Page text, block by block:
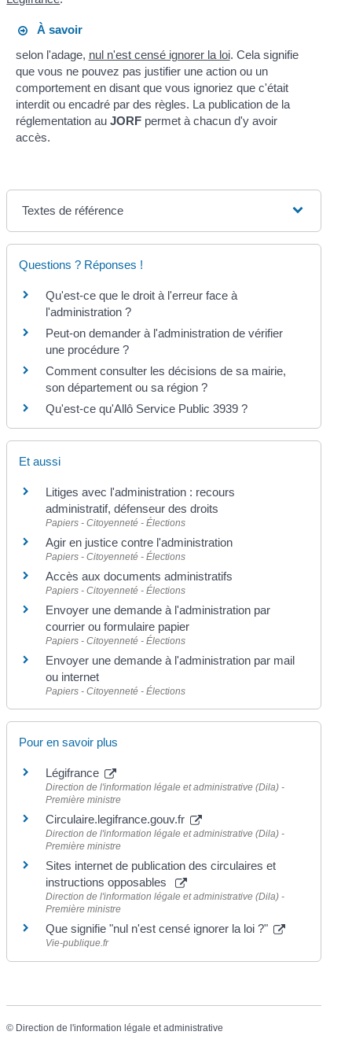
À savoir
selon l'adage, nul n'est censé ignorer la loi. Cela signifie
que vous ne pouvez pas justifier une action ou un
comportement en disant que vous ignoriez que c'était
interdit ou encadré par des règles. La publication de la
réglementation au JORFpermet à chacun d'y avoir
accès.
Textes de référence
Questions ? Réponses !
Qu'est-ce que le droit à l'erreur face à
l'administration ?
Peut-on demander à l'administration de vérifier
une procédure ?
Comment consulter les décisions de sa mairie,
son département ou sa région ?
Qu'est-ce qu'Allô Service Public 3939 ?
Et aussi
Litiges avec l'administration : recours
administratif, défenseur des droits
Papiers - Citoyenneté - Élections
Agir en justice contre l'administration
Papiers - Citoyenneté - Élections
Accès aux documents administratifs
Papiers - Citoyenneté - Élections
Envoyer une demande à l'administration par
courrier ou formulaire papier
Papiers - Citoyenneté - Élections
Envoyer une demande à l'administration par mail
ou internet
Papiers - Citoyenneté - Élections
Pour en savoir plus
Légifrance
Direction de l'information légale et administrative (Dila) -
Première ministre
Circulaire.legifrance.gouv.fr
Direction de l'information légale et administrative (Dila) -
Première ministre
Sites internet de publication des circulaires et
instructions opposables
Direction de l'information légale et administrative (Dila) -
Première ministre
Que signifie "nul n'est censé ignorer la loi ?"
Vie-publique.fr
© Direction de l'information légale et administrative